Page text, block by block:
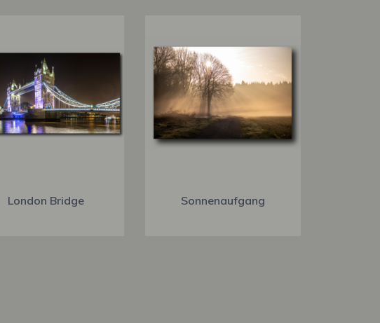
London Bridge Sonnenaufgang